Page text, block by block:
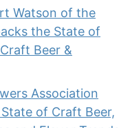
Watson of the
the State of
Beer &
Association
of Craft Beer,